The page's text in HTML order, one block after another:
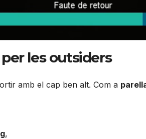
les outsiders
amb el cap ben alt. Com a
,